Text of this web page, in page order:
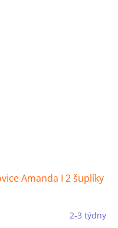
Amanda I 2 šuplíky
2-3 týdny